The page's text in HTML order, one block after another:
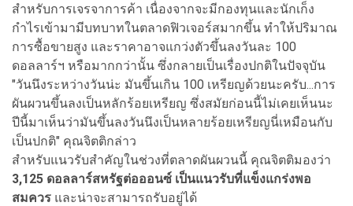
สำหรับการเจรจาการค้า เนื่องจากจะมีกองทุนและนักเก็ง
กำไรเข้ามามีบทบาทในตลาดฟิวเจอร์สมากขึ้น ทำให้ปริมาณ
การซื้อขายสูง และราคาอาจแกว่งตัวขึ้นลงวันละ 100
ดอลลาร์ฯ หรือมากกว่านั้น ซึ่งกลายเป็นเรื่องปกติในปัจจุบัน
"วันนึงระหว่างวันน่ะ มันขึ้นเกิน 100 เหรียญด้วยนะครับ...การ
ผันผวนขึ้นลงเป็นหลักร้อยเหรียญ ซึ่งสมัยก่อนนี้ไม่เคยเห็นนะ
ปีนี้มาเห็นว่ามันขึ้นลงวันนึงเป็นหลายร้อยเหรียญนี่เหมือนกับ
เป็นปกติ" คุณจิตติกล่าว
สำหรับแนวรับสำคัญในช่วงที่ตลาดผันผวนนี้ คุณจิตติมองว่า
3,125 ดอลลาร์สหรัฐต่อออนซ์ เป็นแนวรับที่แข็งแกร่งพอ
สมควร และน่าจะสามารถรับอยู่ได้